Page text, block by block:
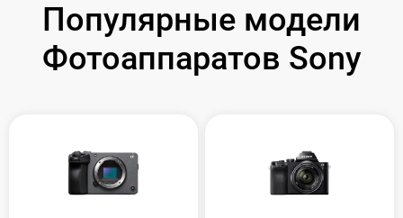
Популярные модели
Фотоаппаратов Sony